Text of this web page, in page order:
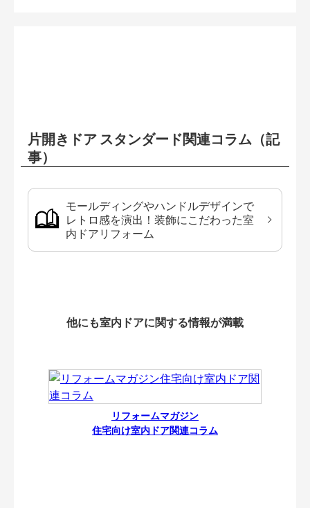
片開きドア スタンダード関連コラム（記
事）
モールディングやハンドルデザインで
レトロ感を演出！装飾にこだわった室
内ドアリフォーム
他にも室内ドアに関する情報が満載
リフォームマガジン
住宅向け室内ドア関連コラム